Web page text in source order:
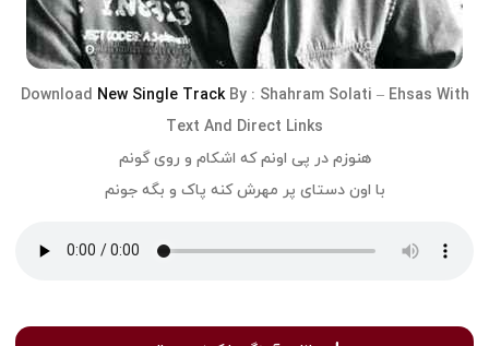
Download New Single TrackBy : Shahram Solati – Ehsas With
Text And Direct Links
هنوزم در پی اونم که اشکام و روی گونم
با اون دستای پر مهرش کنه پاک و بگه جونم